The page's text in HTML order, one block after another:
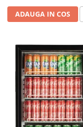
ADAUGA IN COS